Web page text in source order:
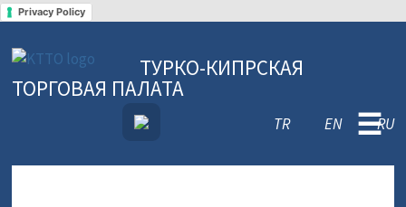
Privacy Policy
ТУРКО-КИПРСКАЯ
ТОРГОВАЯ ПАЛАТА
TR EN RU
☰